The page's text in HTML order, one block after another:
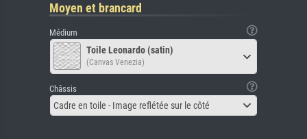
Moyen et brancard
Médium
Toile Leonardo (satin)
(Canvas Venezia)
Châssis
Cadre en toile - Image reflétée sur le côté